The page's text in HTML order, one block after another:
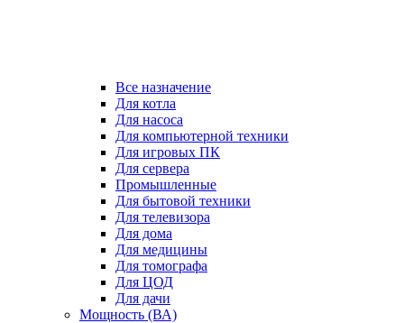
Все назначение
Для котла
Для насоса
Для компьютерной техники
Для игровых ПК
Для сервера
Промышленные
Для бытовой техники
Для телевизора
Для дома
Для медицины
Для томографа
Для ЦОД
Для дачи
Мощность (ВА)